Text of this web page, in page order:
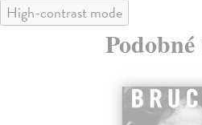
High-contrast mode